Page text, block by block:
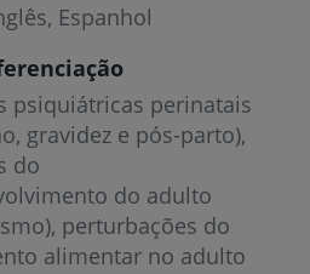
Espanhol
psiquiátricas perinatais
gravidez e pós-parto),
do
do adulto
perturbações do
alimentar no adulto